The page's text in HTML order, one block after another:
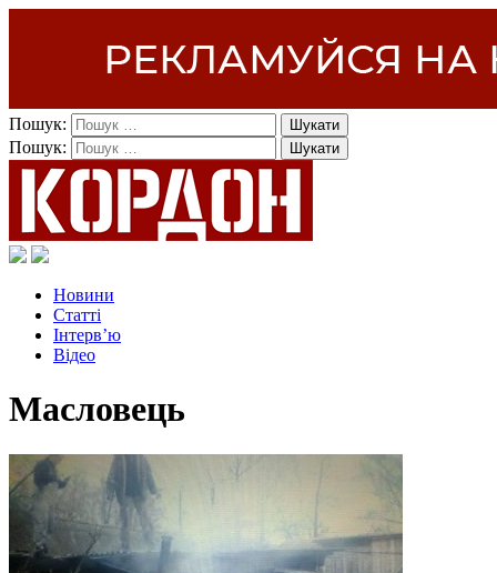
Пошук:
Пошук:
Новини
Статті
Інтерв’ю
Відео
Масловець